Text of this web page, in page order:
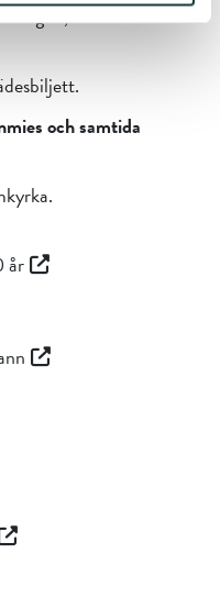
Orglar, kanteler och
och samtida
år